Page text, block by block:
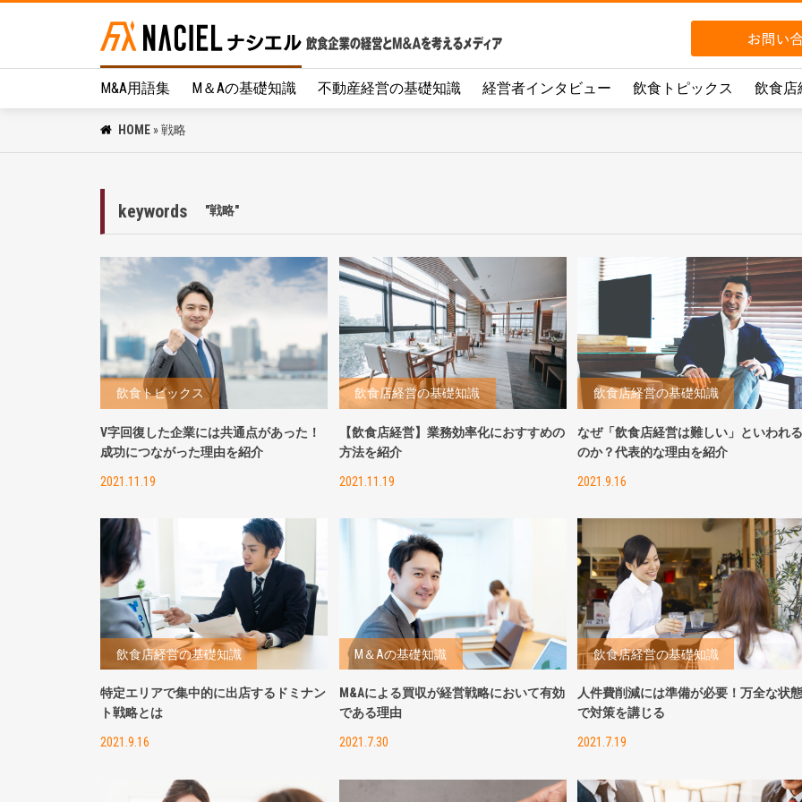
M&A用語集 M＆Aの基礎知識 不動産経営の基礎知識 経営者インタビュー 飲食トピックス 飲食店
HOME »戦略
keywords "戦略"
飲食トピックス
V字回復した企業には共通点があった！
成功につながった理由を紹介
2021.11.19
飲食店経営の基礎知識
【飲食店経営】業務効率化におすすめの
方法を紹介
2021.11.19
飲食店経営の基礎知識
なぜ「飲食店経営は難しい」といわれ
のか？代表的な理由を紹介
2021.9.16
飲食店経営の基礎知識
特定エリアで集中的に出店するドミナン
ト戦略とは
2021.9.16
M＆Aの基礎知識
M&Aによる買収が経営戦略において有効
である理由
2021.7.30
飲食店経営の基礎知識
人件費削減には準備が必要！万全な状
で対策を講じる
2021.7.19